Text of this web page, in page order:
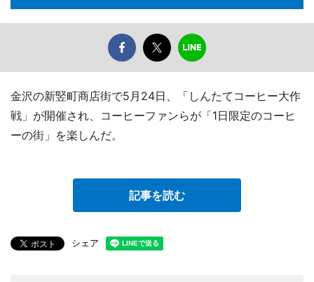
金沢の新竪町商店街で5月24日、「しんたてコーヒー大作
戦」が開催され、コーヒーファンらが「1日限定のコーヒ
ーの街」を楽しんだ。
記事を読む
シェア